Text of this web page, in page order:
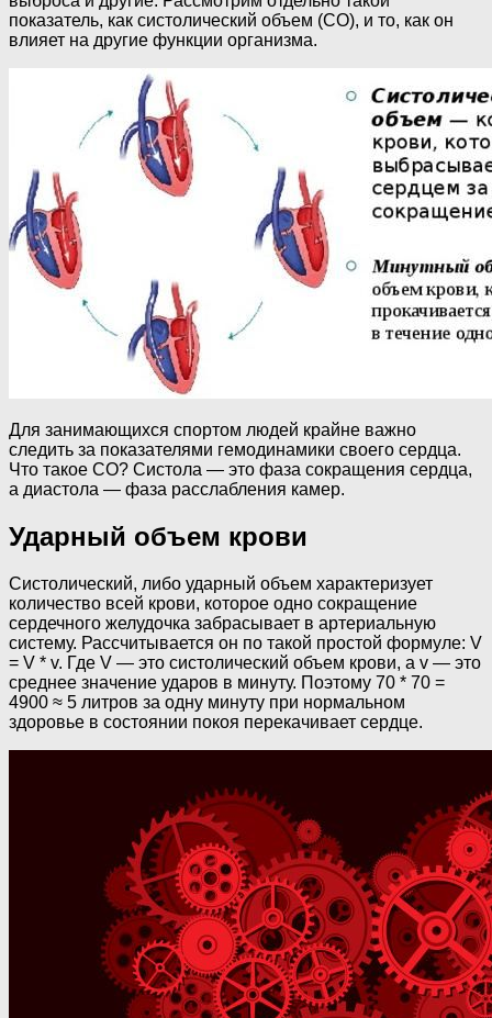
показатель, как систолический объем (СО), и то, как он
влияет на другие функции организма.
Для занимающихся спортом людей крайне важно
следить за показателями гемодинамики своего сердца.
Что такое СО? Систола — это фаза сокращения сердца,
а диастола — фаза расслабления камер.
Ударный объем крови
Систолический, либо ударный объем характеризует
количество всей крови, которое одно сокращение
сердечного желудочка забрасывает в артериальную
систему. Рассчитывается он по такой простой формуле: V
= V * v. Где V — это систолический объем крови, а v — это
среднее значение ударов в минуту. Поэтому 70 * 70 =
4900 ≈ 5 литров за одну минуту при нормальном
здоровье в состоянии покоя перекачивает сердце.